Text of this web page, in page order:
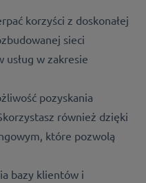
korzyści z doskonałej
sieci
usług w zakresie
pozyskania
również dzięki
które pozwolą
bazy klientów i